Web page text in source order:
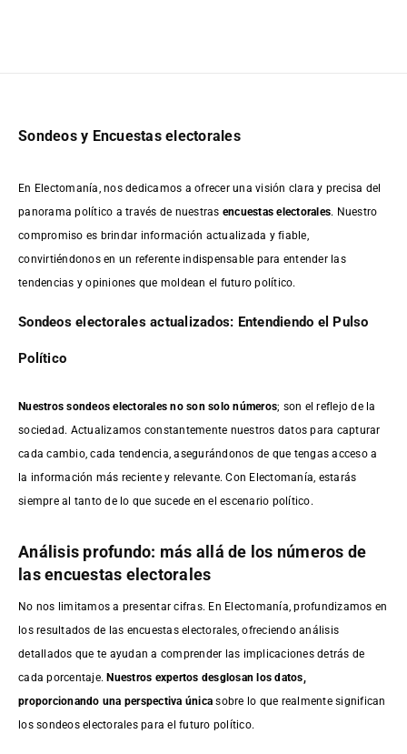
Sondeos y Encuestas electorales
En Electomanía, nos dedicamos a ofrecer una visión clara y precisa del
panorama político a través de nuestras encuestas electorales. Nuestro
compromiso es brindar información actualizada y fiable,
convirtiéndonos en un referente indispensable para entender las
tendencias y opiniones que moldean el futuro político.
Sondeos electorales actualizados: Entendiendo el Pulso
Político
Nuestros sondeos electorales no son solo números; son el reflejo de la
sociedad. Actualizamos constantemente nuestros datos para capturar
cada cambio, cada tendencia, asegurándonos de que tengas acceso a
la información más reciente y relevante. Con Electomanía, estarás
siempre al tanto de lo que sucede en el escenario político.
Análisis profundo: más allá de los números de
las encuestas electorales
No nos limitamos a presentar cifras. En Electomanía, profundizamos en
los resultados de las encuestas electorales, ofreciendo análisis
detallados que te ayudan a comprender las implicaciones detrás de
cada porcentaje.Nuestros expertos desglosan los datos,
proporcionando una perspectiva única sobre lo que realmente significan
los sondeos electorales para el futuro político.